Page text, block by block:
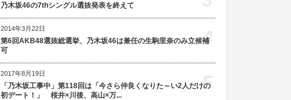
乃木坂46の7thシングル選抜発表を終えて
2014年3月22日
第6回AKB48選抜総選挙、乃木坂46は兼任の生駒里奈のみ立候補
可
4
2017年8月19日
「乃木坂工事中」第118回は「今さら仲良くなりた～い2人だけの
初デート！」 桜井×川後、高山×万...
5